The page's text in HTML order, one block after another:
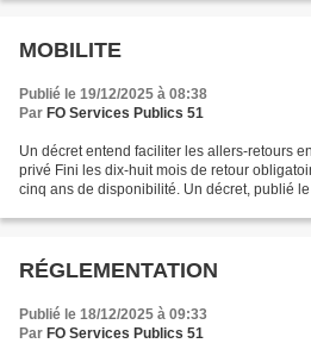
MOBILITE
Publié le 19/12/2025 à 08:38
Par FO Services Publics 51
Un décret entend faciliter les allers‑retours
privé Fini les dix‑huit mois de retour
cinq ans de disponibilité. Un décret, publié
RÉGLEMENTATION
Publié le 18/12/2025 à 09:33
Par FO Services Publics 51